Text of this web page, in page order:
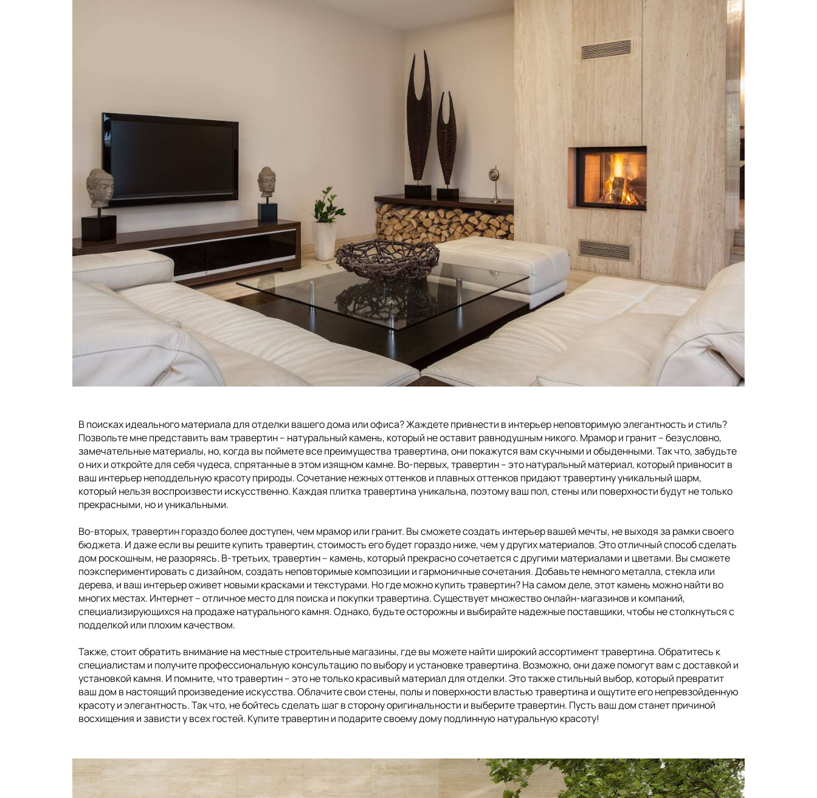
В поисках идеального материала для отделки вашего дома или офиса? Жаждете привнести в интерьер неповторимую элегантность и стиль?
Позвольте мне представить вам травертин – натуральный камень, который не оставит равнодушным никого. Мрамор и гранит – безусловно,
замечательные материалы, но, когда вы поймете все преимущества травертина, они покажутся вам скучными и обыденными. Так что, забудьте
о них и откройте для себя чудеса, спрятанные в этом изящном камне. Во-первых, травертин – это натуральный материал, который привносит в
ваш интерьер неподдельную красоту природы. Сочетание нежных оттенков и плавных оттенков придают травертину уникальный шарм,
который нельзя воспроизвести искусственно. Каждая плитка травертина уникальна, поэтому ваш пол, стены или поверхности будут не только
прекрасными, но и уникальными.
Во-вторых, травертин гораздо более доступен, чем мрамор или гранит. Вы сможете создать интерьер вашей мечты, не выходя за рамки своего
бюджета. И даже если вы решите купить травертин, стоимость его будет гораздо ниже, чем у других материалов. Это отличный способ сделать
дом роскошным, не разоряясь. В-третьих, травертин – камень, который прекрасно сочетается с другими материалами и цветами. Вы сможете
поэкспериментировать с дизайном, создать неповторимые композиции и гармоничные сочетания. Добавьте немного металла, стекла или
дерева, и ваш интерьер оживет новыми красками и текстурами. Но где можно купить травертин? На самом деле, этот камень можно найти во
многих местах. Интернет – отличное место для поиска и покупки травертина. Существует множество онлайн-магазинов и компаний,
специализирующихся на продаже натурального камня. Однако, будьте осторожны и выбирайте надежные поставщики, чтобы не столкнуться с
подделкой или плохим качеством.
Также, стоит обратить внимание на местные строительные магазины, где вы можете найти широкий ассортимент травертина. Обратитесь к
специалистам и получите профессиональную консультацию по выбору и установке травертина. Возможно, они даже помогут вам с доставкой и
установкой камня. И помните, что травертин – это не только красивый материал для отделки. Это также стильный выбор, который превратит
ваш дом в настоящий произведение искусства. Облачите свои стены, полы и поверхности властью травертина и ощутите его непревзойденную
красоту и элегантность. Так что, не бойтесь сделать шаг в сторону оригинальности и выберите травертин. Пусть ваш дом станет причиной
восхищения и зависти у всех гостей. Купите травертин и подарите своему дому подлинную натуральную красоту!